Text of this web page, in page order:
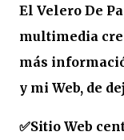
El Velero De
multimedia
más
y mi Web, de
✅Sitio Web